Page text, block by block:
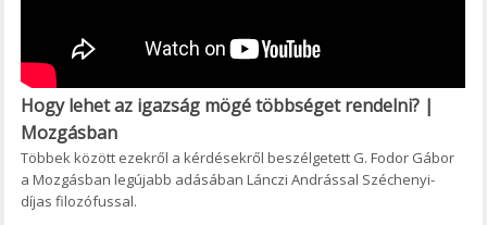
Hogy lehet az igazság mögé többséget rendelni? |
Mozgásban
Többek között ezekről a kérdésekről beszélgetett G. Fodor Gábor
a Mozgásban legújabb adásában Lánczi Andrással Széchenyi-
díjas filozófussal.